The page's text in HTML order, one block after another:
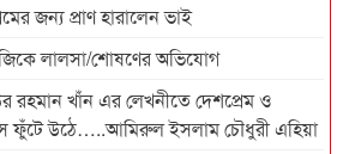
জন্য প্রাণ হারালেন ভাই
লালসা/শোষণের অভিযোগ
রহমান খাঁন এর লেখনীতে দেশপ্রেম ও
ফুঁটে উঠে…..আমিরুল ইসলাম চৌধুরী এহিয়া